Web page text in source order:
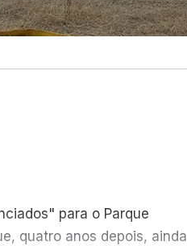
para o Parque
quatro anos depois, ainda